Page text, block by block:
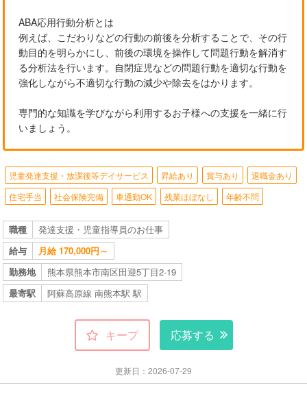
ABA応用行動分析とは
例えば、こだわりなどの行動の前後を分析することで、その行
動目的を明らかにし、前後の環境を操作して問題行動を解消す
る分析法を行います。自閉症児などの問題行動を適切な行動を
強化しながら不適切な行動の減少や除去をはかります。
専門的な知識を学びながら利用するお子様への支援を一緒に行
いましょう。
児童発達支援・放課後等デイサービス 昇給あり 賞与あり
退職金あり
住宅手当
社会保険完備 車通勤OK 残業ほぼなし 年齢不問
職種
発達支援・児童指導員のお仕事
給与
月給 170,000円～
勤務地
熊本県熊本市南区田迎5丁目2-19
最寄駅
阿蘇高原線 南熊本駅 駅
キープ 応募する
更新日：2026-07-29